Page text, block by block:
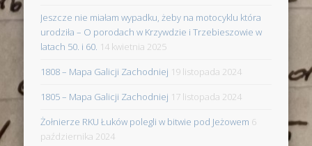
Jeszcze nie miałam wypadku, żeby na motocyklu która
urodziła – O porodach w Krzywdzie i Trzebieszowie w
latach 50. i 60. 14 kwietnia 2025
1808 – Mapa Galicji Zachodniej 19 listopada 2024
1805 – Mapa Galicji Zachodniej 17 listopada 2024
Żołnierze RKU Łuków polegli w bitwie pod Jeżowem 6
października 2024